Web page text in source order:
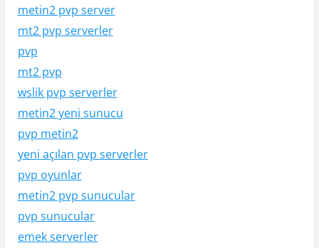
metin2 pvp server
mt2 pvp serverler
pvp
mt2 pvp
wslik pvp serverler
metin2 yeni sunucu
pvp metin2
yeni açılan pvp serverler
pvp oyunlar
metin2 pvp sunucular
pvp sunucular
emek serverler